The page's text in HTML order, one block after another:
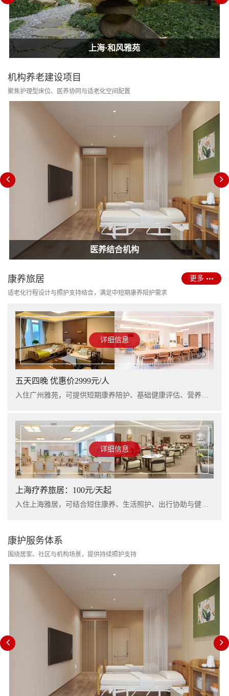
上海·和风雅苑
上海·和风雅苑
上海·和风雅苑
机构养老建设项目
聚焦护理型床位、医养协同与适老化空间配置
消防改造合规
护理型养老院建设
医养结合机构
康养旅居
适老化行程设计与照护支持结合，满足中短期康养陪护需求
更多
详细信息
五天四晚 优惠价2999元/人
详细信息
上海疗养旅居：100元/天起
康护服务体系
围绕居家、社区与机构场景，提供持续照护支持